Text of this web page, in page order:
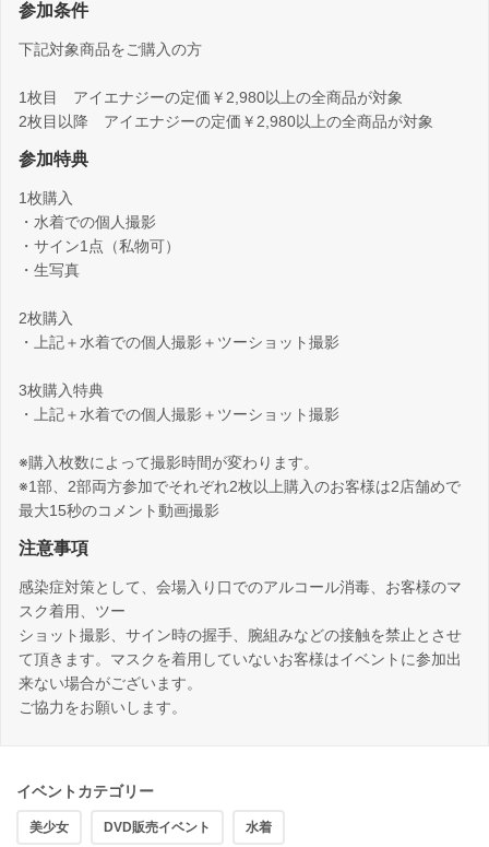
参加条件
下記対象商品をご購入の方
1枚目 アイエナジーの定価￥2,980以上の全商品が対象
2枚目以降 アイエナジーの定価￥2,980以上の全商品が対象
参加特典
1枚購入
・水着での個人撮影
・サイン1点（私物可）
・生写真
2枚購入
・上記＋水着での個人撮影＋ツーショット撮影
3枚購入特典
・上記＋水着での個人撮影＋ツーショット撮影
※購入枚数によって撮影時間が変わります。
※1部、2部両方参加でそれぞれ2枚以上購入のお客様は2店舗めで
最大15秒のコメント動画撮影
注意事項
感染症対策として、会場入り口でのアルコール消毒、お客様のマ
スク着用、ツー
ショット撮影、サイン時の握手、腕組みなどの接触を禁止とさせ
て頂きます。マスクを着用していないお客様はイベントに参加出
来ない場合がございます。
ご協力をお願いします。
イベントカテゴリー
美少女 DVD販売イベント 水着